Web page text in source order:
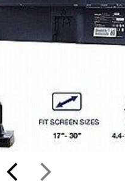
arrow_forward_ios
arrow_back_ios